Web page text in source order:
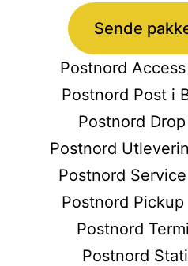
Sende
Postnord Access
Postnord Post i
Postnord
Postnord
Postnord
Postnord Pickup
Postnord
Postnord